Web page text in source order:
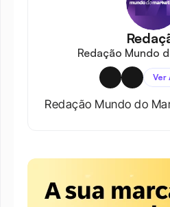
Redação Mundo
Ver
Redação Mundo do